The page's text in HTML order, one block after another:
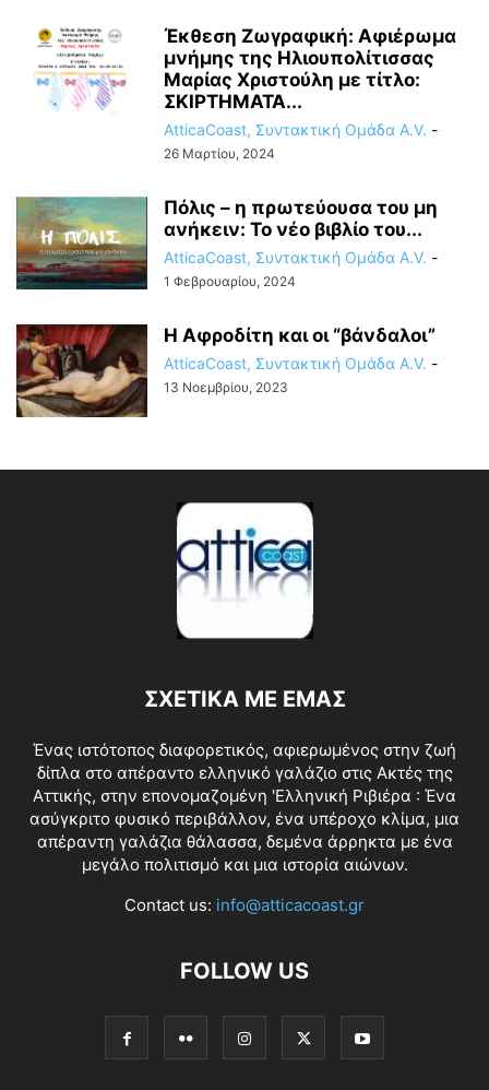
Έκθεση Ζωγραφική: Αφιέρωμα
μνήμης της Ηλιουπολίτισσας
Μαρίας Χριστούλη με τίτλο:
ΣΚΙΡΤΗΜΑΤΑ...
AtticaCoast, Συντακτική Ομάδα A.V. -
26 Μαρτίου, 2024
Πόλις – η πρωτεύουσα του μη
ανήκειν: Το νέο βιβλίο του...
AtticaCoast, Συντακτική Ομάδα A.V. -
1 Φεβρουαρίου, 2024
Η Αφροδίτη και οι “βάνδαλοι”
AtticaCoast, Συντακτική Ομάδα A.V. -
13 Νοεμβρίου, 2023
ΣΧΕΤΙΚΑ ΜΕ ΕΜΑΣ
Ένας ιστότοπος διαφορετικός, αφιερωμένος στην ζωή
δίπλα στο απέραντο ελληνικό γαλάζιο στις Ακτές της
Αττικής, στην επονομαζομένη 'Ελληνική Ριβιέρα : Ένα
ασύγκριτο φυσικό περιβάλλον, ένα υπέροχο κλίμα, μια
απέραντη γαλάζια θάλασσα, δεμένα άρρηκτα με ένα
μεγάλο πολιτισμό και μια ιστορία αιώνων.
Contact us: info@atticacoast.gr
FOLLOW US